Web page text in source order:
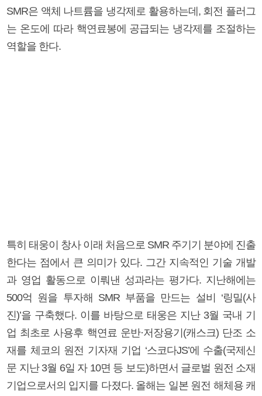
SMR은 액체 나트륨을 냉각제로 활용하는데, 회전 플러그
는 온도에 따라 핵연료봉에 공급되는 냉각제를 조절하는
역할을 한다.
특히 태웅이 창사 이래 처음으로 SMR 주기기 분야에 진출
한다는 점에서 큰 의미가 있다. 그간 지속적인 기술 개발
과 영업 활동으로 이뤄낸 성과라는 평가다. 지난해에는
500억 원을 투자해 SMR 부품을 만드는 설비 ‘링밀(사
진)’을 구축했다. 이를 바탕으로 태웅은 지난 3월 국내 기
업 최초로 사용후 핵연료 운반·저장용기(캐스크) 단조 소
재를 체코의 원전 기자재 기업 ‘스코다JS’에 수출(국제신
문 지난 3월 6일 자 10면 등 보도)하면서 글로벌 원전 소재
기업으로서의 입지를 다졌다. 올해는 일본 원전 해체용 캐